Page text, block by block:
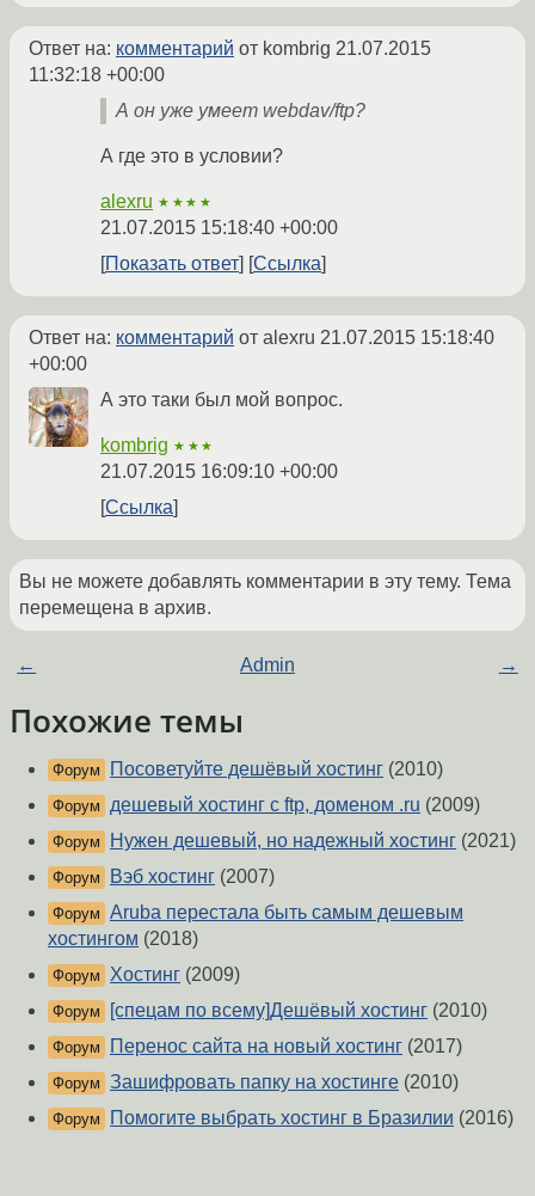
Ответ на: комментарий от kombrig 21.07.2015
11:32:18 +00:00
А он уже умеет webdav/ftp?
А где это в условии?
alexru ★★★★
21.07.2015 15:18:40 +00:00
Показать ответ
Ссылка
Ответ на: комментарий от alexru 21.07.2015 15:18:40
+00:00
А это таки был мой вопрос.
kombrig ★★★
21.07.2015 16:09:10 +00:00
Ссылка
Вы не можете добавлять комментарии в эту тему. Тема
перемещена в архив.
← Admin →
Похожие темы
Форум Посоветуйте дешёвый хостинг (2010)
Форум дешевый хостинг с ftp, доменом .ru (2009)
Форум Нужен дешевый, но надежный хостинг (2021)
Форум Вэб хостинг (2007)
Форум Aruba перестала быть самым дешевым
хостингом (2018)
Форум Хостинг (2009)
Форум [спецам по всему]Дешёвый хостинг (2010)
Форум Перенос сайта на новый хостинг (2017)
Форум Зашифровать папку на хостинге (2010)
Форум Помогите выбрать хостинг в Бразилии (2016)